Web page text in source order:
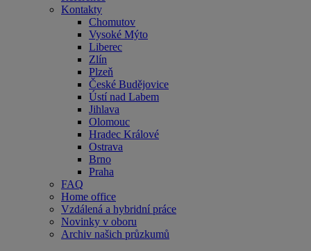
Kontakty
Chomutov
Vysoké Mýto
Liberec
Zlín
Plzeň
České Budějovice
Ústí nad Labem
Jihlava
Olomouc
Hradec Králové
Ostrava
Brno
Praha
FAQ
Home office
Vzdálená a hybridní práce
Novinky v oboru
Archiv našich průzkumů